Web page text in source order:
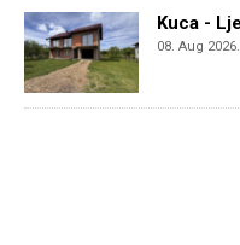
Kuca -
08. Aug 2026.